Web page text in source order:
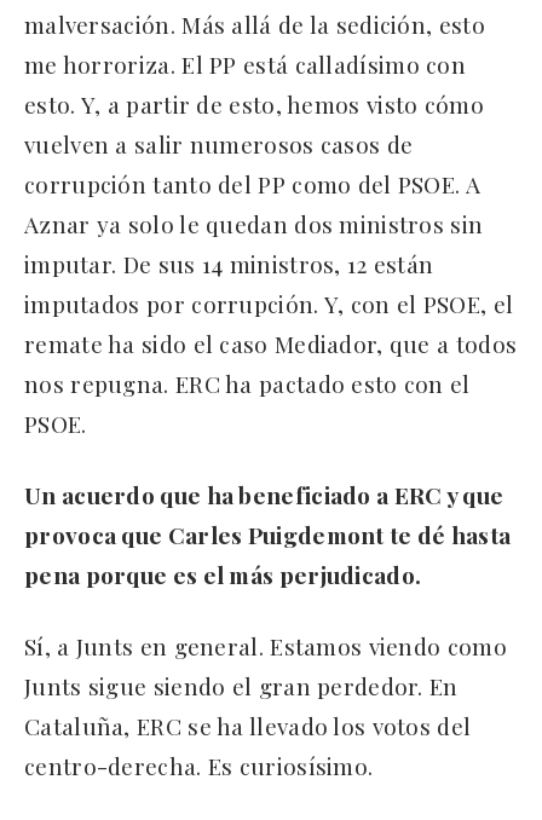
malversación. Más allá de la sedición, esto
me horroriza. El PP está calladísimo con
esto. Y, a partir de esto, hemos visto cómo
vuelven a salir numerosos casos de
corrupción tanto del PP como del PSOE. A
Aznar ya solo le quedan dos ministros sin
imputar. De sus 14 ministros, 12 están
imputados por corrupción. Y, con el PSOE, el
remate ha sido el caso Mediador, que a todos
nos repugna. ERC ha pactado esto con el
PSOE.
Un acuerdo que ha beneficiado a ERC y que
provoca que Carles Puigdemont te dé hasta
pena porque es el más perjudicado.
Sí, a Junts en general. Estamos viendo como
Junts sigue siendo el gran perdedor. En
Cataluña, ERC se ha llevado los votos del
centro-derecha. Es curiosísimo.